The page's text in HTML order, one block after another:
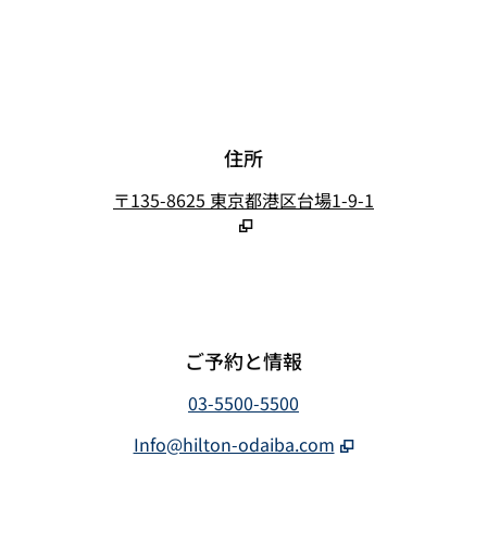
住所
ご予約と情報
03-5500-5500
Info@hilton-odaiba.com